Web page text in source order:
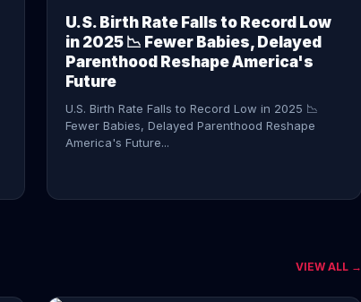
U.S. Birth Rate Falls to Record Low
in 2025 📉 Fewer Babies, Delayed
Parenthood Reshape America's
Future
U.S. Birth Rate Falls to Record Low in 2025 📉
Fewer Babies, Delayed Parenthood Reshape
America's Future...
VIEW ALL →